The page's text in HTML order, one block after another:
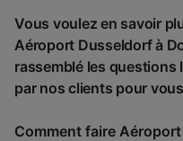
Vous voulez en savoir
Aéroport Dusseldorf à
rassemblé les questions
par nos clients pour
Comment faire